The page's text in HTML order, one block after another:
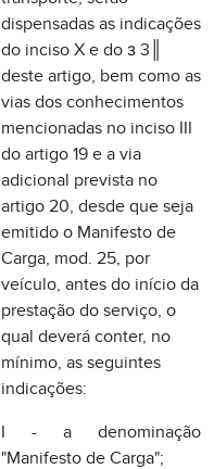
artigo 20, desde que seja
emitido o Manifesto de
Carga, mod. 25, por
veículo, antes do início da
prestação do serviço, o
qual deverá conter, no
mínimo, as seguintes
indicações:
I - a denominação
"Manifesto de Carga";
II - o número de ordem;
III - a identificação do
emitente: o nome, o
de